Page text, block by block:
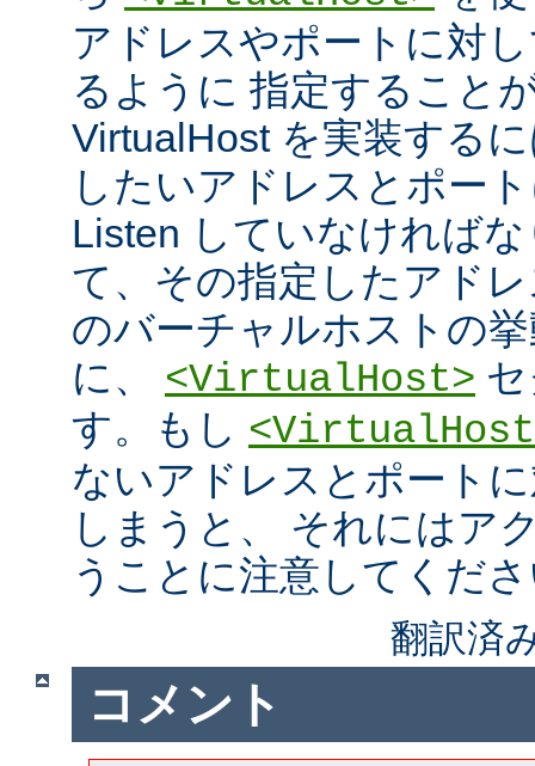
アドレスやポートに対
るように 指定すること
VirtualHost を実装する
したいアドレスとポー
Listen していなければ
て、その指定したアド
のバーチャルホストの
に、 <VirtualHost>
す。もし
ないアドレスとポート
しまうと、 それにはア
うことに注意してくだ
翻訳済
コメント